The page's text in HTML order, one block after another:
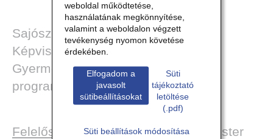
Sajószöged Községi Önkormányzat
Képviselő-testülete a Család- és
Gyermekjóléti Szolgálata Szakmai
programját 2020. évre elfogadja.
Felelős:
dr. Gulyás Mihály polgármester
weboldal működtetése,
használatának megkönnyítése,
valamint a weboldalon végzett
tevékenység nyomon követése
érdekében.
Elfogadom a
javasolt
sütibeállításokat
Süti
tájékoztató
letöltése
(.pdf)
Süti beállítások módosítása